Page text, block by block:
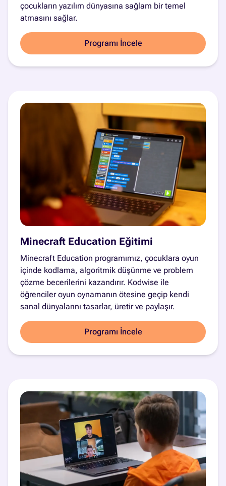
çocukların yazılım dünyasına sağlam bir temel
atmasını sağlar.
Programı İncele
Minecraft Education Eğitimi
Minecraft Education programımız, çocuklara oyun
içinde kodlama, algoritmik düşünme ve problem
çözme becerilerini kazandırır. Kodwise ile
öğrenciler oyun oynamanın ötesine geçip kendi
sanal dünyalarını tasarlar, üretir ve paylaşır.
Programı İncele